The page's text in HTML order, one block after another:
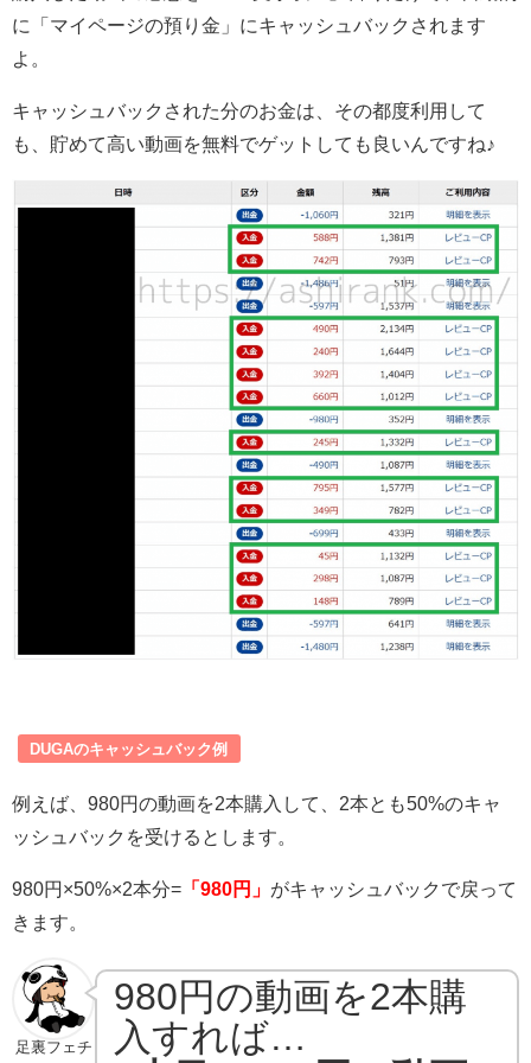
に「マイページの預り金」にキャッシュバックされます
よ。
キャッシュバックされた分のお金は、その都度利用して
も、貯めて高い動画を無料でゲットしても良いんですね♪
DUGAのキャッシュバック例
例えば、980円の動画を2本購入して、2本とも50%のキャ
ッシュバックを受けるとします。
980円×50%×2本分= 「980円」 がキャッシュバックで戻って
きます。
足裏フェチ
980円の動画を2本購
入すれば…